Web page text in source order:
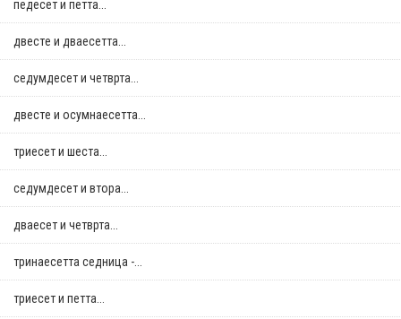
педесет и петта...
двестe и дваесетта...
седумдесет и четврта...
двестe и осумнaесетта...
триесет и шеста...
седумдесет и втора...
дваесет и четврта...
тринаесетта седница -...
триесет и петта...